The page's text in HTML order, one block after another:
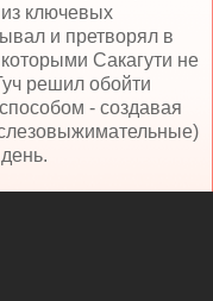
ключевых
и претворял в
Сакагути не
решил обойти
- создавая